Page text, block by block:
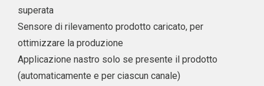
superata
Sensore di rilevamento prodotto caricato, per
ottimizzare la produzione
Applicazione nastro solo se presente il prodotto
(automaticamente e per ciascun canale)